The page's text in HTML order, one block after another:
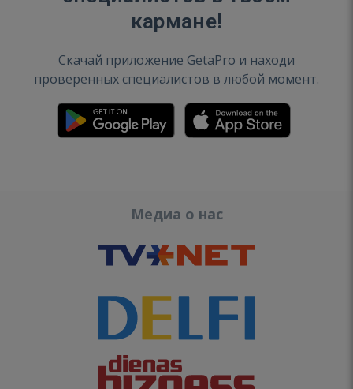
кармане!
Скачай приложение GetaPro и находи
проверенных специалистов в любой момент.
Медиа о нас